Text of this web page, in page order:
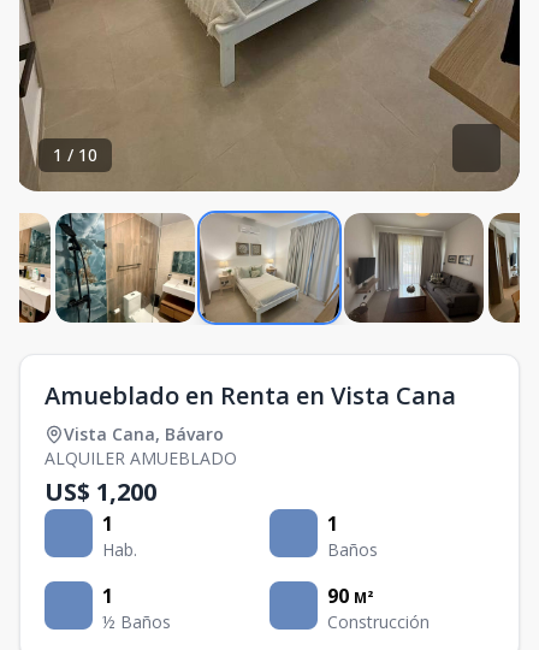
1 / 10
Amueblado en Renta en Vista Cana
Vista Cana, Bávaro
ALQUILER AMUEBLADO
US$ 1,200
1
Hab.
1
Baños
1
½ Baños
90 M²
Construcción